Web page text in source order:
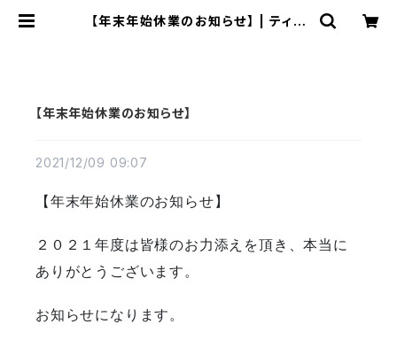
【年末年始休業のお知らせ】 | ティア
【年末年始休業のお知らせ】
2021/12/09 09:07
【年末年始休業のお知らせ】
２０２１年度は皆様のお力添えを頂き、本当に
ありがとうございます。
お知らせになります。